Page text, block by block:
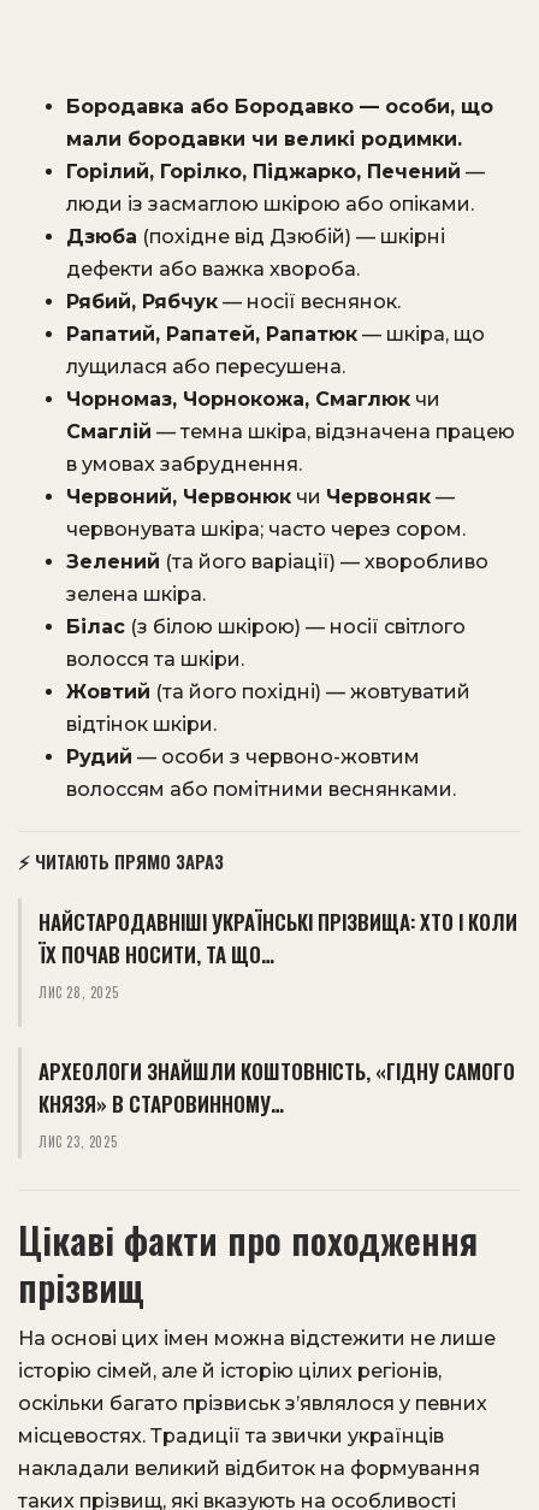
Бородавка або Бородавко — особи, що
мали бородавки чи великі родимки.
Горілий, Горілко, Піджарко, Печений —
люди із засмаглою шкірою або опіками.
Дзюба (похідне від Дзюбій) — шкірні
дефекти або важка хвороба.
Рябий, Рябчук — носії веснянок.
Рапатий, Рапатей, Рапатюк — шкіра, що
лущилася або пересушена.
Чорномаз, Чорнокожа, Смаглюк чи
Смаглій — темна шкіра, відзначена працею
в умовах забруднення.
Червоний, Червонюк чи Червоняк —
червонувата шкіра; часто через сором.
Зелений (та його варіації) — хворобливо
зелена шкіра.
Білас (з білою шкірою) — носії світлого
волосся та шкіри.
Жовтий (та його похідні) — жовтуватий
відтінок шкіри.
Рудий — особи з червоно-жовтим
волоссям або помітними веснянками.
⚡ ЧИТАЮТЬ ПРЯМО ЗАРАЗ
НАЙСТАРОДАВНІШІ УКРАЇНСЬКІ ПРІЗВИЩА: ХТО І КОЛИ
ЇХ ПОЧАВ НОСИТИ, ТА ЩО…
ЛИС 28, 2025
АРХЕОЛОГИ ЗНАЙШЛИ КОШТОВНІСТЬ, «ГІДНУ САМОГО
КНЯЗЯ» В СТАРОВИННОМУ…
ЛИС 23, 2025
Цікаві факти про походження
прізвищ
На основі цих імен можна відстежити не лише
історію сімей, але й історію цілих регіонів,
оскільки багато прізвиськ з’являлося у певних
місцевостях. Традиції та звички українців
накладали великий відбиток на формування
таких прізвищ, які вказують на особливості